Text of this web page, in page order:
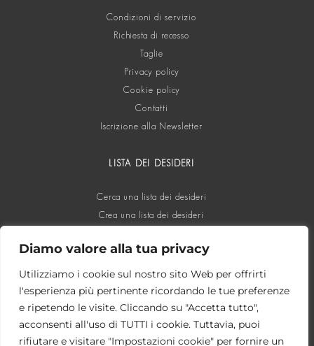
Diamo valore alla tua privacy
Utilizziamo i cookie sul nostro sito Web per offrirti
l'esperienza più pertinente ricordando le tue preferenze
e ripetendo le visite. Cliccando su "Accetta tutto",
acconsenti all'uso di TUTTI i cookie. Tuttavia, puoi
rifiutare e visitare "Impostazioni cookie" per fornire un
Condizioni di servizio
Richiesta di recesso
Taglie
Privacy policy
Cookie policy
Contatti
Iscrizione alla Newsletter
LISTA DEI DESIDERI
Cerca una lista dei desideri
Crea una lista dei desideri
SOCIAL